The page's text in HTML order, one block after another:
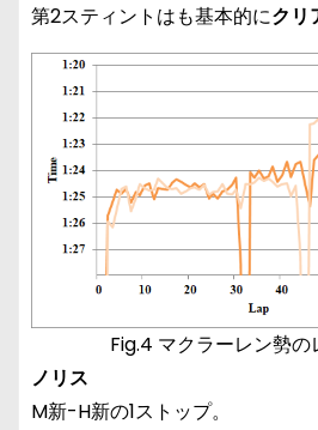
第2スティントはも基本的にクリ
Fig.4 マクラーレン勢の
ノリス
M新-H新の1ストップ。